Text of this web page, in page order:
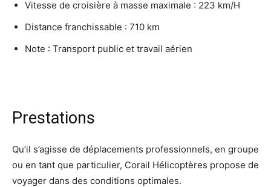
Vitesse de croisière à masse maximale : 223 km/H
Distance franchissable : 710 km
Note : Transport public et travail aérien
Prestations
Qu’il s’agisse de déplacements professionnels, en groupe
ou en tant que particulier, Corail Hélicoptères propose de
voyager dans des conditions optimales.